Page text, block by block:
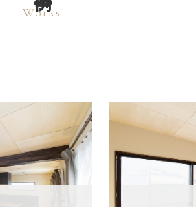
Works